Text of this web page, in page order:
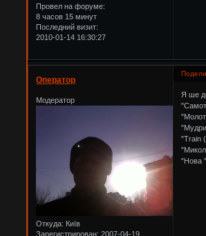
Провел на форуме:
8 часов 15 минут
Последний визит:
2010-01-14 16:30:27
Оператор
Модератор
Откуда: Київ
Зарегистрирован: 2007-04-19
Я ше
"Train
"Нова